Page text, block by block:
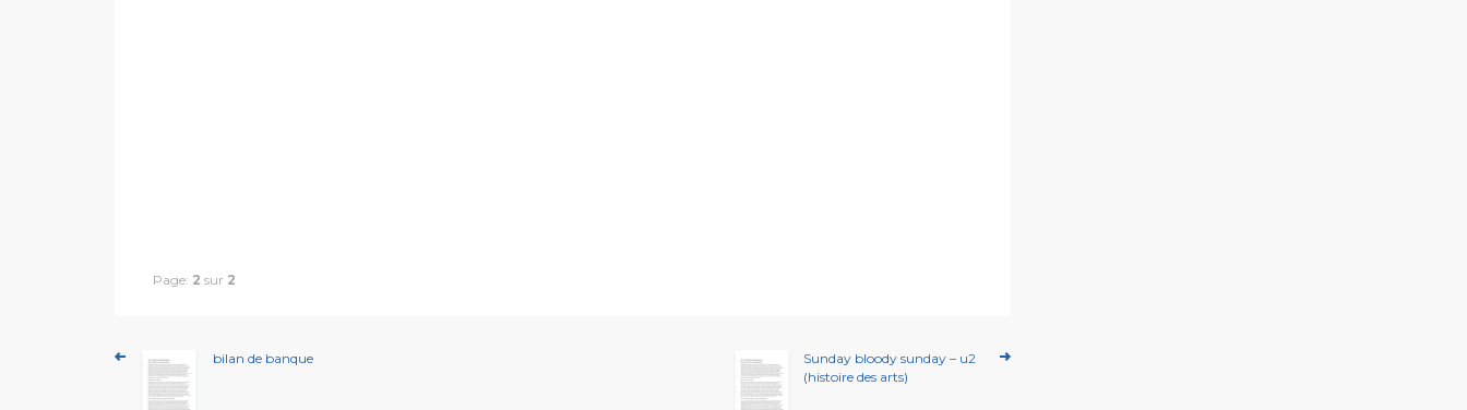
Page: 2 sur 2
bilan de banque
Sunday bloody sunday – u2
(histoire des arts)